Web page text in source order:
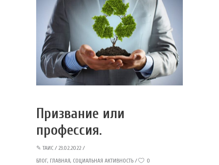
Призвание или
профессия.
✎ ТАИС
23.02.2022
БЛОГ, ГЛАВНАЯ, СОЦИАЛЬНАЯ АКТИВНОСТЬ 0